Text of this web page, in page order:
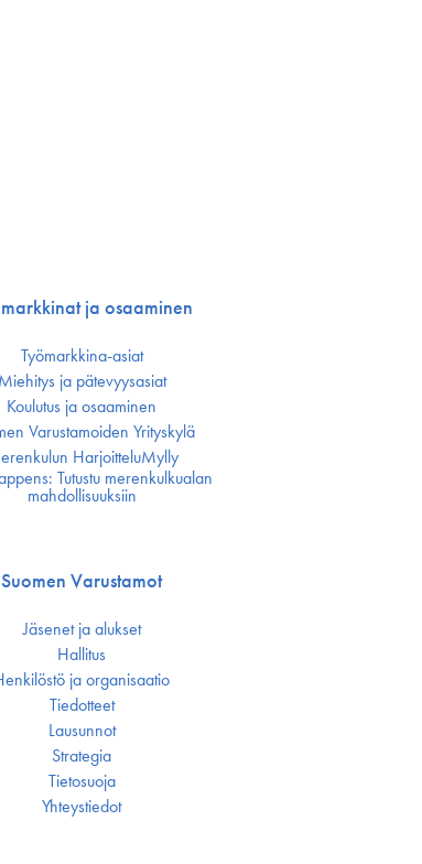
ja osaaminen
Työmarkkina-asiat
Miehitys ja pätevyys­asiat
Koulutus ja osaaminen
Varustamoiden Yrityskylä
HarjoitteluMylly
Tutustu merenkulkualan
mahdollisuuksiin
Suomen Varustamot
Jäsenet ja alukset
Hallitus
ja organisaatio
Tiedotteet
Lausunnot
Strategia
Tietosuoja
Yhteystiedot